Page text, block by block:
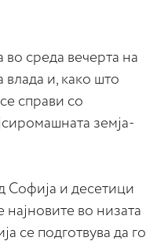
среда вечерта на
влада и, како што
справи со
земја-
Софија и десетици
најновите во низата
се подготвува да го